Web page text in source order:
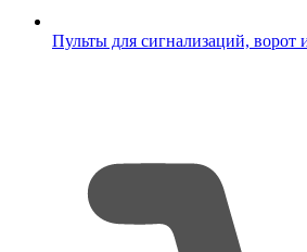
Пульты для сигнализаций, ворот